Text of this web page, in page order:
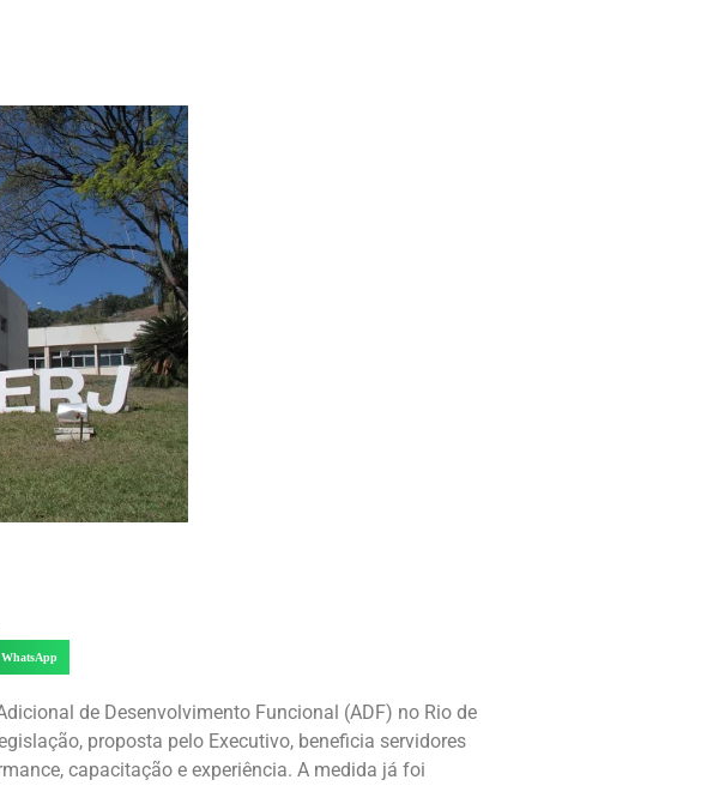
WhatsApp
de Desenvolvimento Funcional (ADF) no Rio de
proposta pelo Executivo, beneficia servidores
capacitação e experiência. A medida já foi